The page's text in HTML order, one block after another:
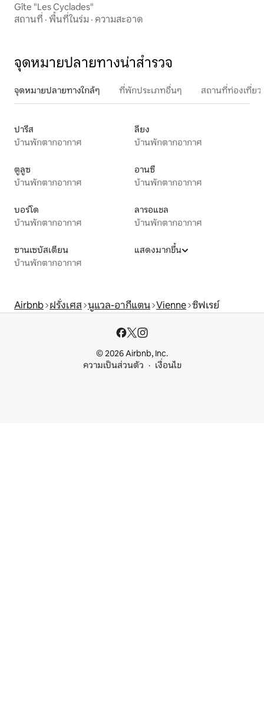
Gîte "Les Cyclades"
สถานที่ · พื้นที่ในร่ม · ความสะอาด
จุดหมายปลายทางน่าสำรวจ
จุดหมายปลายทางใกล้ๆ ที่พักประเภทอื่นๆ สถานที่ท่องเที่ย
ปารีส
บ้านพักตากอากาศ
ลียง
บ้านพักตากอากาศ
ตูลูซ
บ้านพักตากอากาศ
อานซี
บ้านพักตากอากาศ
บอร์โด
บ้านพักตากอากาศ
ลารอแชล
บ้านพักตากอากาศ
ซานเซบัสเตียน
บ้านพักตากอากาศ
แสดงมากขึ้น
Airbnb ฝรั่งเศส นูแวล-อากีแตน Vienne ซิฟเรย์
© 2026 Airbnb, Inc.
ความเป็นส่วนตัว
เงื่อนไข